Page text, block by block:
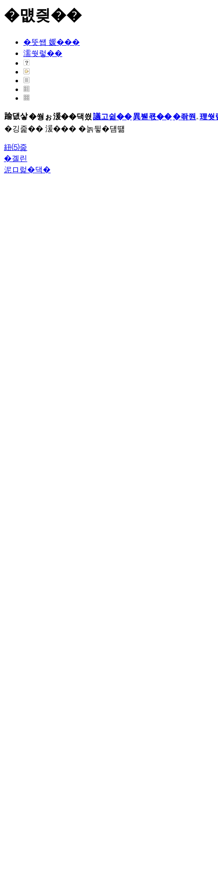
�먮즺��
�뚯썝 媛���
濡쒓렇��
踰덊샇�쒕ぉ湲��댁씠議고쉶��異붿쿇���좎쭨 理
�깅줉�� 湲��� �놁뒿�덈떎
紐⑸줉
�곌린
泥ロ럹�댁�